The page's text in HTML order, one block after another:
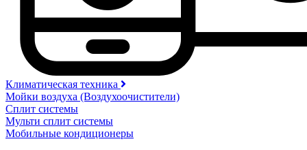
Климатическая техника
Мойки воздуха (Воздухоочистители)
Сплит системы
Мульти сплит системы
Мобильные кондиционеры